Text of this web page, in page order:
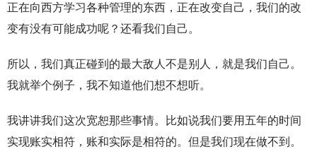
正在向西方学习各种管理的东西，正在改变自己，我们的改
变有没有可能成功呢？还看我们自己。
所以，我们真正碰到的最大敌人不是别人，就是我们自己。
我就举个例子，我不知道他们想不想听。
我讲讲我们这次宽恕那些事情。比如说我们要用五年的时间
实现账实相符，账和实际是相符的。但是我们现在做不到。